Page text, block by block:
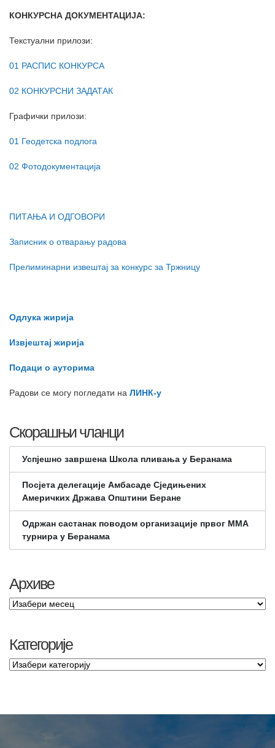
КОНКУРСНА ДОКУМЕНТАЦИЈА:
Текстуални прилози:
01 РАСПИС КОНКУРСА
02 КОНКУРСНИ ЗАДАТАК
Графички прилози:
01 Геодетска подлога
02 Фотодокументација
ПИТАЊА И ОДГОВОРИ
Записник о отварању радова
Прелиминарни извештај за конкурс за Тржницу
Одлука жирија
Извјештај жирија
Подаци о ауторима
Радови се могу погледати на ЛИНК-у
Скорашњи чланци
Успјешно завршена Школа пливања у Беранама
Посјета делегације Амбасаде Сједињених
Америчких Држава Општини Беране
Одржан састанак поводом организације првог ММА
турнира у Беранама
Архиве
Категорије